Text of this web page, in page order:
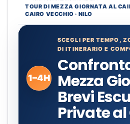
TOUR DI MEZZA GIORNATA AL
CAIRO VECCHIO · NILO
1–4H
SCEGLI PER TEMPO,
DI ITINERARIO E
Mezza
Brevi
Private